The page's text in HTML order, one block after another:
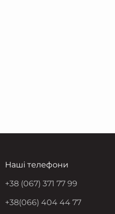
Наші телефони
+38 (067) 371 77 99
+38(066) 404 44 77